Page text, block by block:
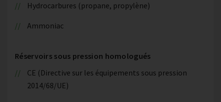
Hydrocarbures (propane, propylène)
Ammoniac
Réservoirs sous pression homologués
CE (Directive sur les équipements sous pression
2014/68/UE)